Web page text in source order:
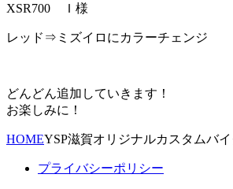
XSR700 Ｉ様
レッド⇒ミズイロにカラーチェンジ
どんどん追加していきます！
お楽しみに！
HOMEYSP滋賀オリジナルカスタムバイ
プライバシーポリシー